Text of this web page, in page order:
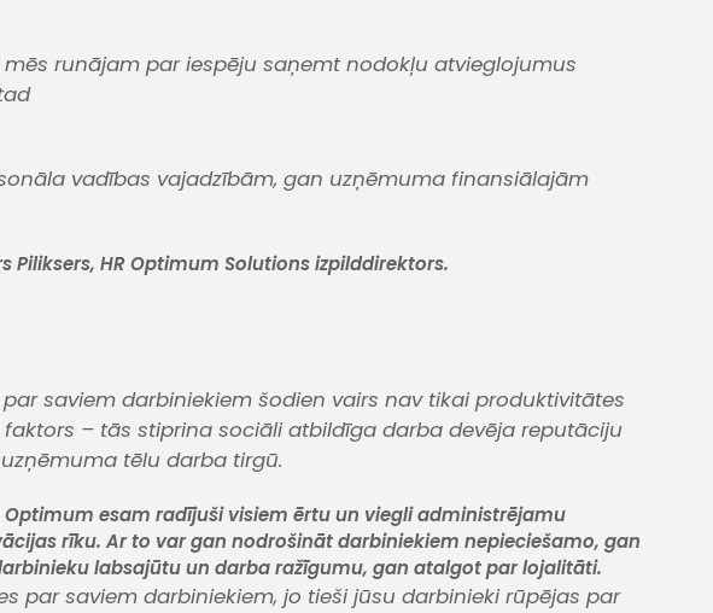
mēs runājam par iespēju saņemt nodokļu atvieglojumus
vadības vajadzībām, gan uzņēmuma finansiālajām
Piliksers, HR Optimum Solutions izpilddirektors.
saviem darbiniekiem šodien vairs nav tikai produktivitātes
– tās stiprina sociāli atbildīga darba devēja reputāciju
tēlu darba tirgū.
Optimum esam radījuši visiem ērtu un viegli administrējamu
rīku. Ar to var gan nodrošināt darbiniekiem nepieciešamo, gan
labsajūtu un darba ražīgumu, gan atalgot par lojalitāti.
par saviem darbiniekiem, jo tieši jūsu darbinieki rūpējas par